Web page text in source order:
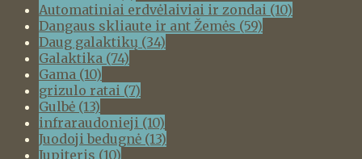
Automatiniai erdvėlaiviai ir zondai (10)
Dangaus skliaute ir ant Žemės (59)
Daug galaktikų (34)
Galaktika (74)
Gama (10)
grizulo ratai (7)
Gulbė (13)
infraraudonieji (10)
Juodoji bedugnė (13)
Jupiteris (10)